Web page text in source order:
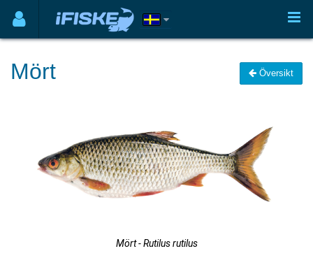
Mört Översikt
Mört - Rutilus rutilus